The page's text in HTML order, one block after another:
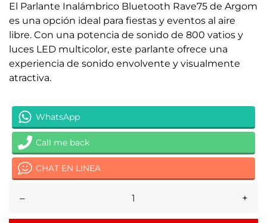
El Parlante Inalámbrico Bluetooth Rave75 de Argom
es una opción ideal para fiestas y eventos al aire
libre. Con una potencia de sonido de 800 vatios y
luces LED multicolor, este parlante ofrece una
experiencia de sonido envolvente y visualmente
atractiva.
WhatsApp
Call me back
CHAT EN LINEA
– +